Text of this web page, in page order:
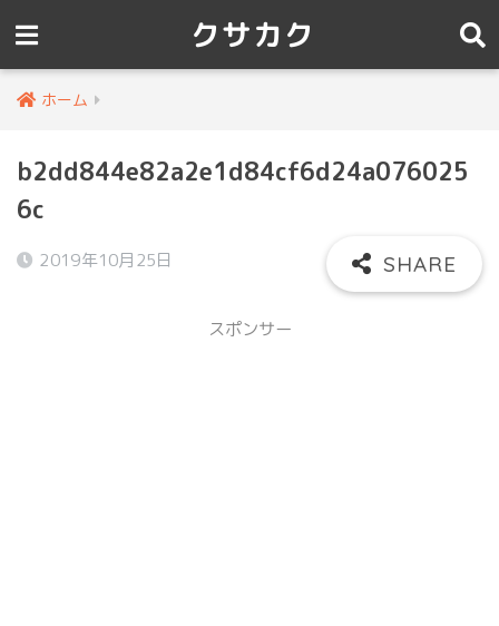
クサカク
ホーム
b2dd844e82a2e1d84cf6d24a076025
6c
2019年10月25日
スポンサー